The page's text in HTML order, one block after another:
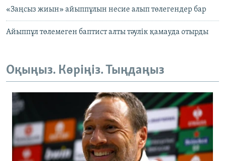
«Заңсыз жиын» айыппұлын несие алып төлегендер бар
Айыппұл төлемеген баптист алты тәулік қамауда отырды
Оқыңыз. Көріңіз. Тыңдаңыз